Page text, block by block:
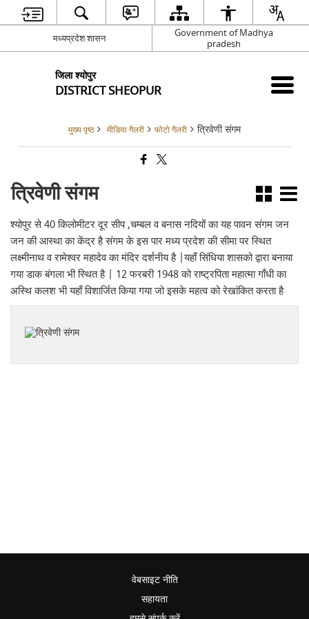
मध्यप्रदेश शासन
Government of Madhya
pradesh
जिला श्योपुर
DISTRICT SHEOPUR
मुख्य पृष्ठ मीडिया गैलरी फोटो गैलरी त्रिवेणी संगम
त्रिवेणी संगम
श्योपुर से 40 किलोमीटर दूर सीप ,चम्बल व बनास नदियों का यह पावन संगम जन
जन की आस्था का केंद्र है संगम के इस पार मध्य प्रदेश की सीमा पर स्थित
लक्ष्मीनाथ व रामेश्वर महादेव का मंदिर दर्शनीय है |यहाँ सिंधिया शासको द्वारा बनाया
गया डाक बंगला भी स्थित है | 12 फरबरी 1948 को राष्ट्रपिता महात्मा गाँधी का
अस्थि कलश भी यहाँ विशार्जित किया गया जो इसके महत्व को रेखांकित करता है
वेबसाइट नीति
सहायता